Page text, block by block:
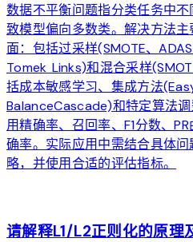
数据不平衡问题指分类任务中
致模型偏向多数类。解决方法
面：包括过采样(SMOTE、
Tomek Links)和混合采样
括成本敏感学习、集成方法
BalanceCascade)和特定算法
用精确率、召回率、F1分数、
确率。实际应用中需结合具体
略，并使用合适的评估指标。
请解释L1/L2正则化的原